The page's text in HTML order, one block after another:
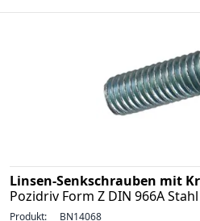
Linsen-Senkschrauben mit
Pozidriv Form Z DIN 966A
Produkt: BN14068